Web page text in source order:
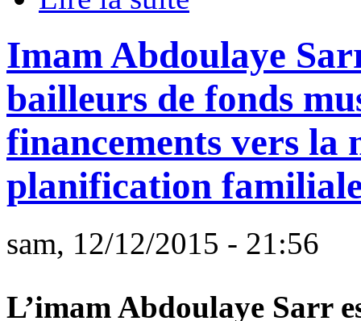
Imam Abdoulaye
bailleurs de fonds
financements vers la
planification
sam, 12/12/2015 - 21:56
L’imam Abdoulaye Sarr